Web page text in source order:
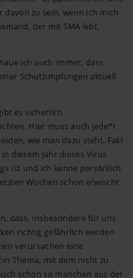
davon zu sein, wenn ich mich
der mit SMA lebt,
ich auch immer, dass
Schutzimpfungen aktuell
es sicherlich
Hier muss auch jede*r
wie man dazu steht. Fakt
diesem Jahr dieses Virus
ist und ich kenne persönlich
Wochen schon erwischt
dass, insbesondere für uns
richtig gefährlich werden
verursachen eine
Thema, mit dem nicht zu
schon so manchen aus der